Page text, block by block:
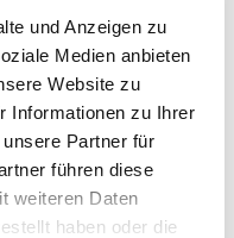
und Anzeigen zu
Medien anbieten
Website zu
Informationen zu Ihrer
Partner für
führen diese
weiteren Daten
haben oder die
Anthony und dem Saki
Reizfiguren
dass es mit diesem
770 Views